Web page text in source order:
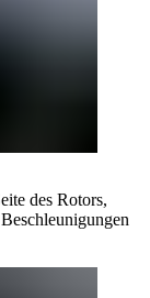
des Rotors,